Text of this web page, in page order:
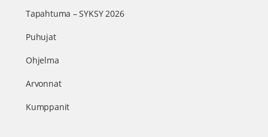
Tapahtuma – SYKSY 2026
Puhujat
Ohjelma
Arvonnat
Kumppanit